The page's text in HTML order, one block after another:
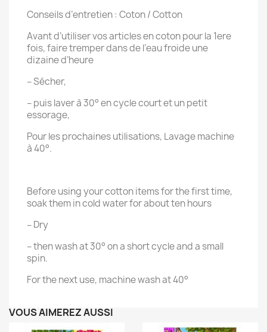
Conseils d’entretien : Coton / Cotton
Avant d’utiliser vos articles en coton pour la 1ere
fois, faire tremper dans de l’eau froide une
dizaine d’heure
– Sécher,
– puis laver à 30° en cycle court et un petit
essorage,
Pour les prochaines utilisations, Lavage machine
à 40°.
Before using your cotton items for the first time,
soak them in cold water for about ten hours
– Dry
– then wash at 30° on a short cycle and a small
spin.
For the next use, machine wash at 40°
VOUS AIMEREZ AUSSI